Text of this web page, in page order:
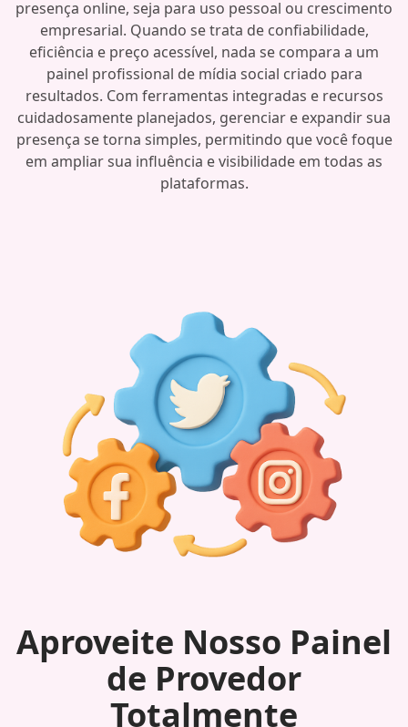
presença online, seja para uso pessoal ou crescimento
empresarial. Quando se trata de confiabilidade,
eficiência e preço acessível, nada se compara a um
painel profissional de mídia social criado para
resultados. Com ferramentas integradas e recursos
cuidadosamente planejados, gerenciar e expandir sua
presença se torna simples, permitindo que você foque
em ampliar sua influência e visibilidade em todas as
plataformas.
Aproveite Nosso Painel
de Provedor
Totalmente